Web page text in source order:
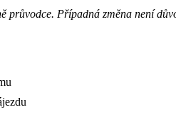
průvodce. Případná změna není